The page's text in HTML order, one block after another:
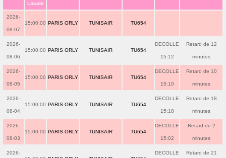
Locale
2026-
08-07
15:00:00 PARIS ORLY TUNISAIR TU654
2026-
08-06
15:00:00 PARIS ORLY TUNISAIR TU654
DECOLLE
15:12
Retard de 12
minutes
2026-
08-05
15:00:00 PARIS ORLY TUNISAIR TU654
DECOLLE
15:10
Retard de 10
minutes
2026-
08-04
15:00:00 PARIS ORLY TUNISAIR TU654
DECOLLE
15:18
Retard de 18
minutes
2026-
08-03
15:00:00 PARIS ORLY TUNISAIR TU654
DECOLLE
15:02
Retard de 2
minutes
2026- DECOLLE Retard de 21